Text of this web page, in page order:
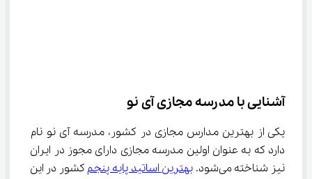
آشنایی با مدرسه مجازی آی نو
یکی از بهترین مدارس مجازی در کشور، مدرسه آی نو نام
دارد که به عنوان اولین مدرسه مجازی دارای مجوز در ایران
نیز شناخته می‌شود.
بهترین اساتید پایه پنجم کشور در این